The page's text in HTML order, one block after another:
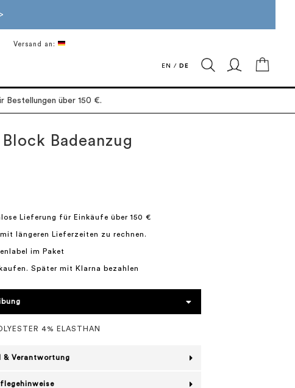
>
Versand an:
EN / DE
Bestellungen über 150 €.
Block Badeanzug
Lieferung für Einkäufe über 150 €
längeren Lieferzeiten zu rechnen.
im Paket
Später mit Klarna bezahlen
4% ELASTHAN
& Verantwortung